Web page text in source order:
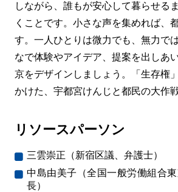
しながら、誰もが安心して暮らせる
くことです。小さな声を集めれば、
す。一人ひとりは微力でも、無力で
なで体験やアイデア、提案を出しあ
京をデザインしましょう。「生存権
かけた、宇都宮けんじと都民の大作
リソースパーソン
三雲崇正（新宿区議、弁護士）
中島由美子（全国一般労働組合
長）